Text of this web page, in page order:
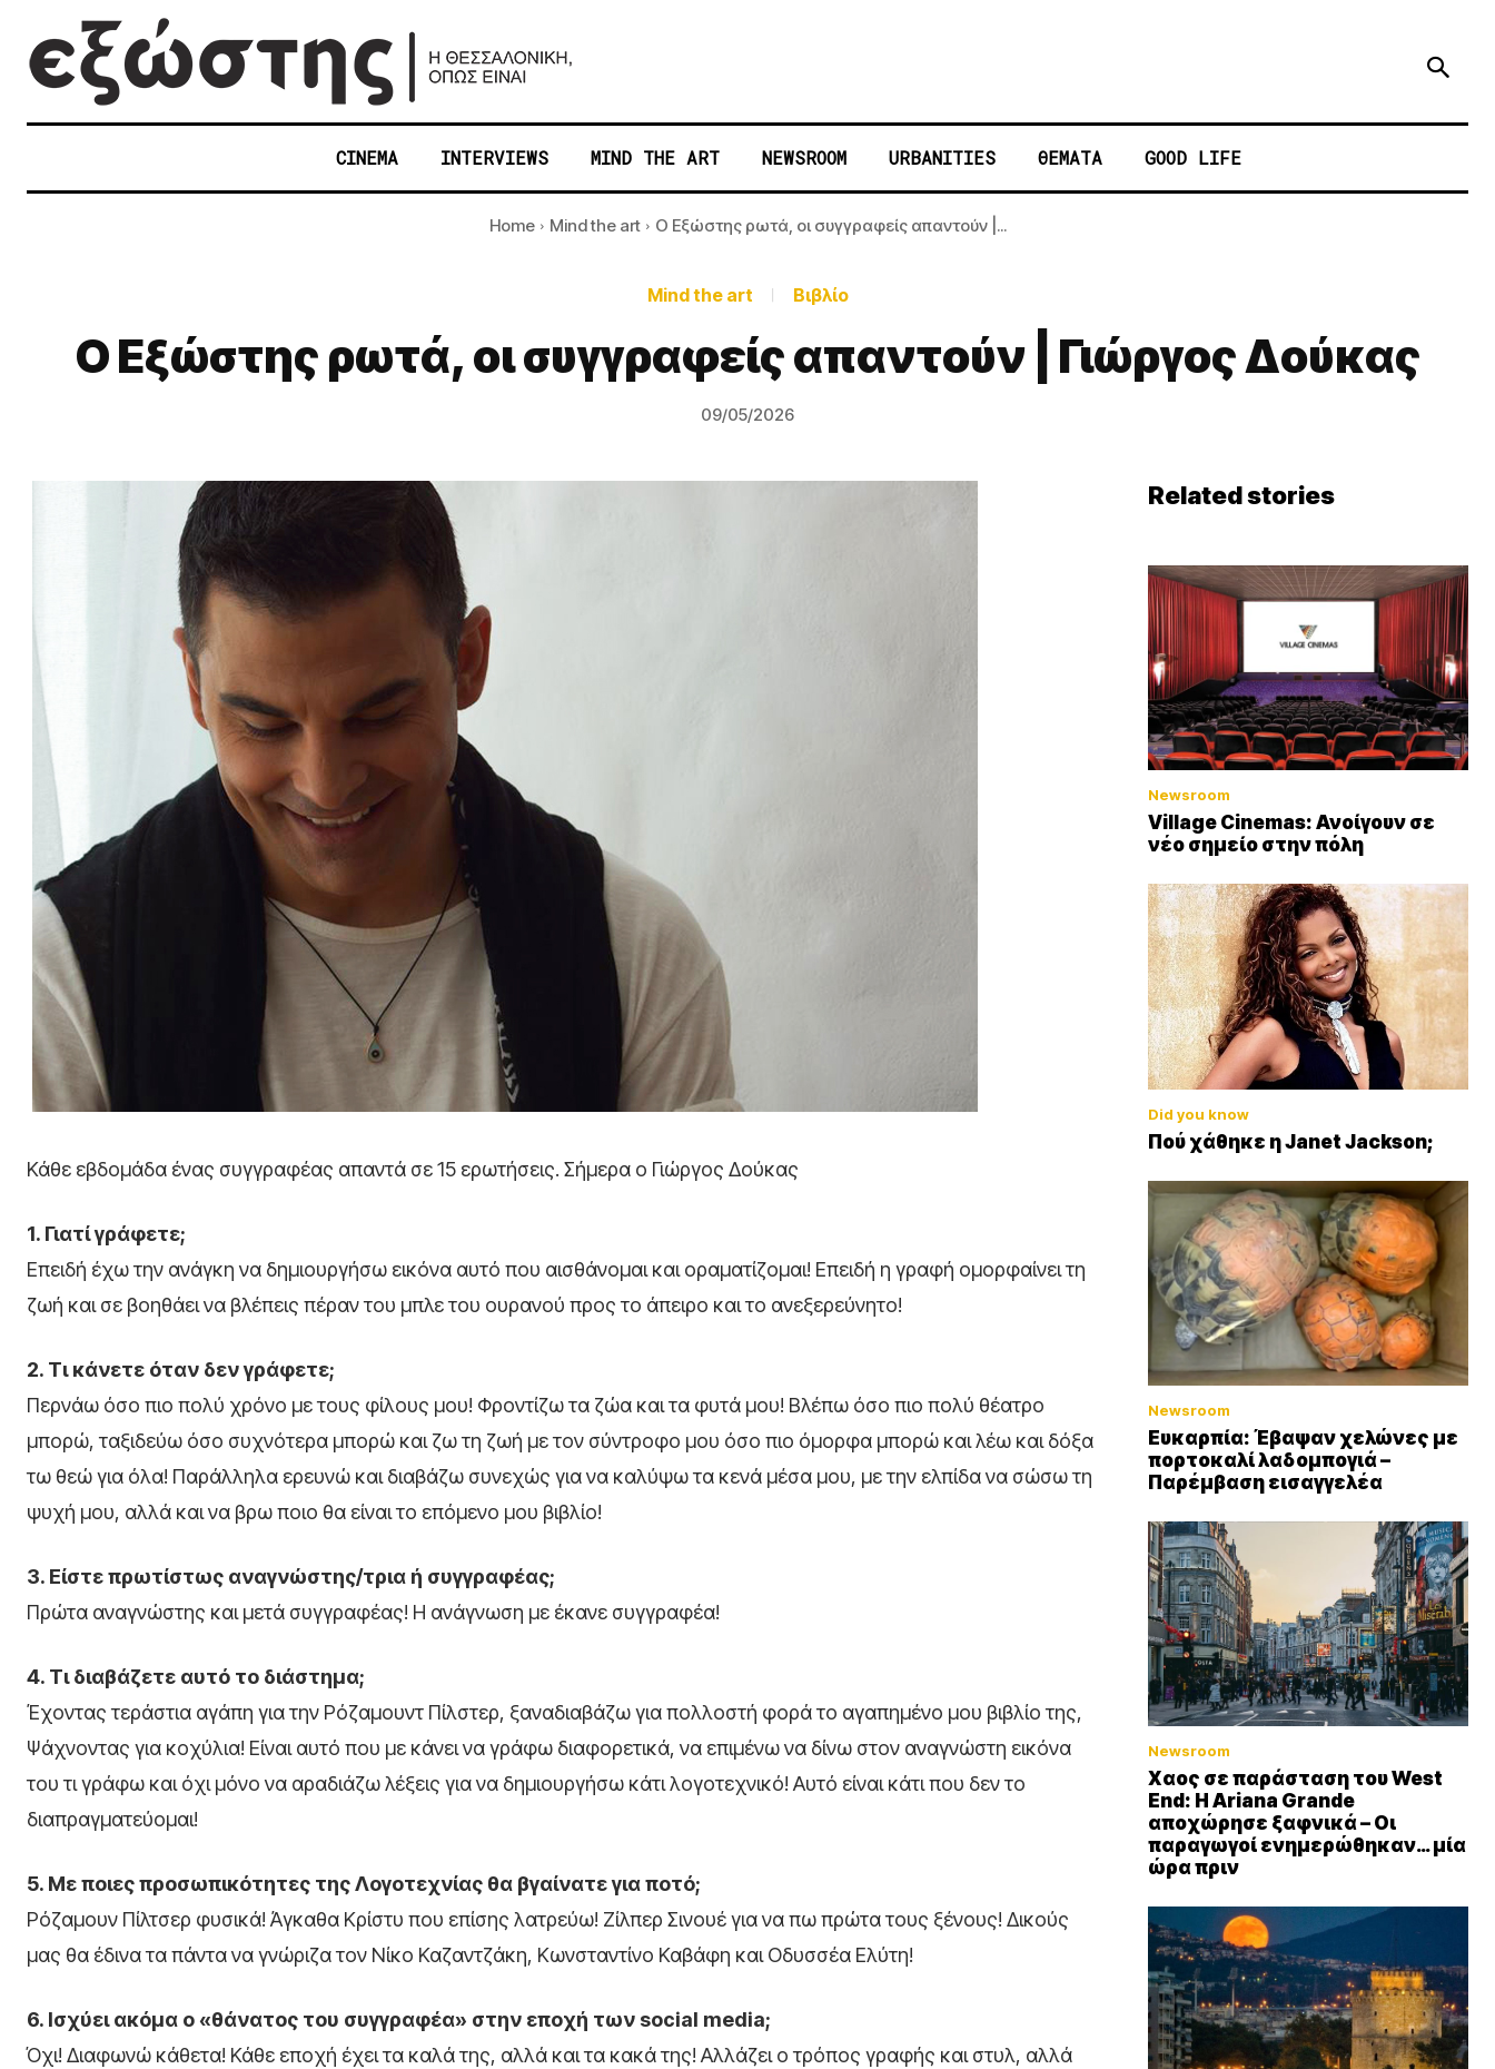
CINEMA INTERVIEWS MIND THE ART NEWSROOM URBANITIES ΘΕΜΑΤΑ GOOD LIFE
Home Mind the art Ο Εξώστης ρωτά, οι συγγραφείς απαντούν |...
Mind the art Βιβλίο
Ο Εξώστης ρωτά, οι συγγραφείς απαντούν | Γιώργος Δούκας
09/05/2026
Κάθε εβδομάδα ένας συγγραφέας απαντά σε 15 ερωτήσεις. Σήμερα ο Γιώργος Δούκας
1. Γιατί γράφετε;
Επειδή έχω την ανάγκη να δημιουργήσω εικόνα αυτό που αισθάνομαι και οραματίζομαι! Επειδή η γραφή ομορφαίνει τη
ζωή και σε βοηθάει να βλέπεις πέραν του μπλε του ουρανού προς το άπειρο και το ανεξερεύνητο!
2. Τι κάνετε όταν δεν γράφετε;
Περνάω όσο πιο πολύ χρόνο με τους φίλους μου! Φροντίζω τα ζώα και τα φυτά μου! Βλέπω όσο πιο πολύ θέατρο
μπορώ, ταξιδεύω όσο συχνότερα μπορώ και ζω τη ζωή με τον σύντροφο μου όσο πιο όμορφα μπορώ και λέω και δόξα
τω θεώ για όλα! Παράλληλα ερευνώ και διαβάζω συνεχώς για να καλύψω τα κενά μέσα μου, με την ελπίδα να σώσω τη
ψυχή μου, αλλά και να βρω ποιο θα είναι το επόμενο μου βιβλίο!
3. Είστε πρωτίστως αναγνώστης/τρια ή συγγραφέας;
Πρώτα αναγνώστης και μετά συγγραφέας! Η ανάγνωση με έκανε συγγραφέα!
4. Τι διαβάζετε αυτό το διάστημα;
Έχοντας τεράστια αγάπη για την Ρόζαμουντ Πίλστερ, ξαναδιαβάζω για πολλοστή φορά το αγαπημένο μου βιβλίο της,
Ψάχνοντας για κοχύλια! Είναι αυτό που με κάνει να γράφω διαφορετικά, να επιμένω να δίνω στον αναγνώστη εικόνα
του τι γράφω και όχι μόνο να αραδιάζω λέξεις για να δημιουργήσω κάτι λογοτεχνικό! Αυτό είναι κάτι που δεν το
διαπραγματεύομαι!
5. Με ποιες προσωπικότητες της Λογοτεχνίας θα βγαίνατε για ποτό;
Ρόζαμουν Πίλτσερ φυσικά! Άγκαθα Κρίστυ που επίσης λατρεύω! Ζίλπερ Σινουέ για να πω πρώτα τους ξένους! Δικούς
μας θα έδινα τα πάντα να γνώριζα τον Νίκο Καζαντζάκη, Κωνσταντίνο Καβάφη και Οδυσσέα Ελύτη!
6. Ισχύει ακόμα ο «θάνατος του συγγραφέα» στην εποχή των social media;
Όχι! Διαφωνώ κάθετα! Κάθε εποχή έχει τα καλά της, αλλά και τα κακά της! Αλλάζει ο τρόπος γραφής και στυλ, αλλά
Related stories
Newsroom
Village Cinemas: Ανοίγουν σε
νέο σημείο στην πόλη
Did you know
Πού χάθηκε η Janet Jackson;
Newsroom
Ευκαρπία: Έβαψαν χελώνες με
πορτοκαλί λαδομπογιά –
Παρέμβαση εισαγγελέα
Newsroom
Xαος σε παράσταση του West
End: Η Αriana Grande
αποχώρησε ξαφνικά – Οι
παραγωγοί ενημερώθηκαν… μία
ώρα πριν